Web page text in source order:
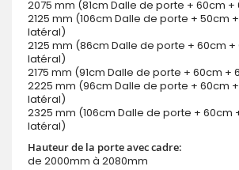
2075 mm (81cm Dalle de porte + 60cm
2125 mm (106cm Dalle de porte + 50cm
latéral)
2125 mm (86cm Dalle de porte + 60cm +
latéral)
2175 mm (91cm Dalle de porte + 60cm +
2225 mm (96cm Dalle de porte + 60cm
latéral)
2325 mm (106cm Dalle de porte + 60cm
latéral)
Hauteur de la porte avec cadre:
de 2000mm à 2080mm